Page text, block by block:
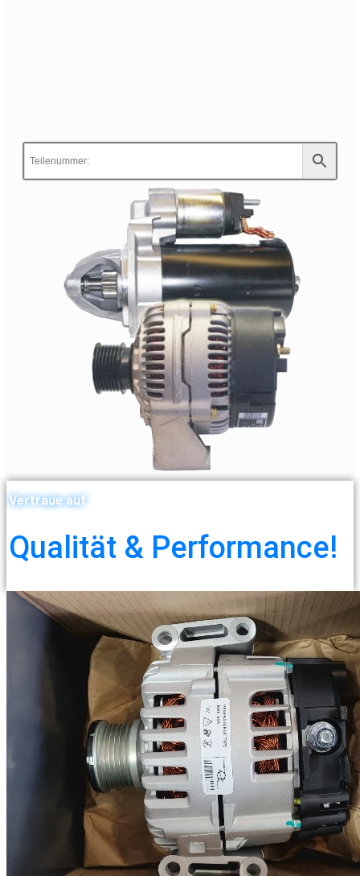
Vertraue auf
Qualität & Performance!